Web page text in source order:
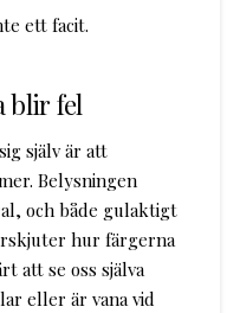
ett facit.
blir fel
själv är att
Belysningen
och både gulaktigt
hur färgerna
att se oss själva
eller är vana vid